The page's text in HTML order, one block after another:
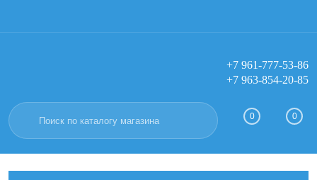
Вход Регистрация
+7 961-777-53-86
+7 963-854-20-85
0 0